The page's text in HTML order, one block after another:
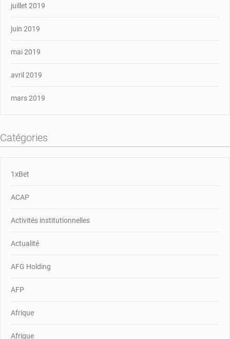
juillet 2019
juin 2019
mai 2019
avril 2019
mars 2019
Catégories
1xBet
ACAP
Activités institutionnelles
Actualité
AFG Holding
AFP
Afrique
Afrique